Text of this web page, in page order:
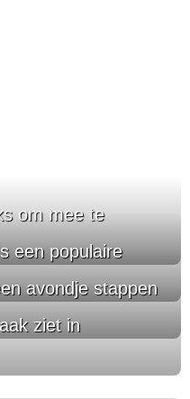
om mee te
een populaire
avondje stappen
ziet in